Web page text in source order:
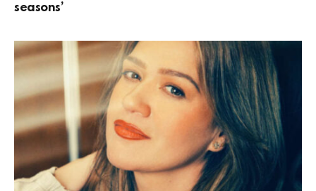
seasons’